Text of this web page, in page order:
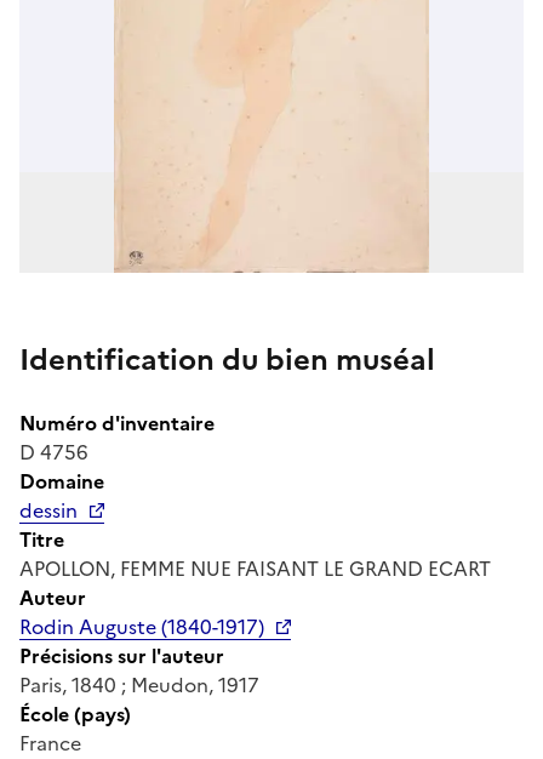
Identification du bien muséal
Numéro d'inventaire
D 4756
Domaine
dessin
Titre
APOLLON, FEMME NUE FAISANT LE GRAND ECART
Auteur
Rodin Auguste (1840-1917)
Précisions sur l'auteur
Paris, 1840 ; Meudon, 1917
École (pays)
France